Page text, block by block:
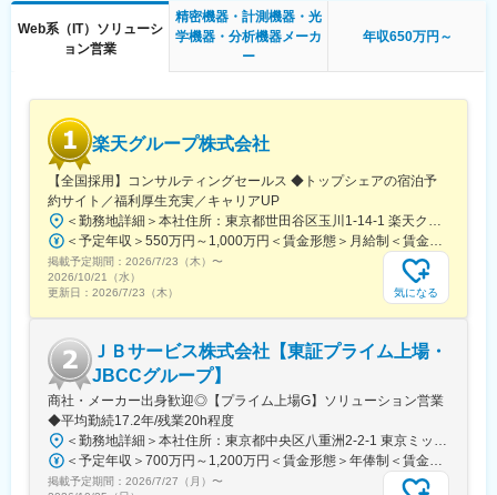
変更の範囲：無
※新規営業はDM及び展示会出展になりますので、飛び込み営業は
ございません。
・担当顧客数：大手数社※販売店を除く
・午後：外出／客先訪問（1-2件）帰社後事務処理／日報作成 等
社外で事務処理／日報処理できる環境も用意しております。
■組織について
東京営業所には営業6名、営業アシスタント1名、アシスタントデ
ザイナー1 名が在籍しています。20代~60代まで幅広い年齢層の
社員がいます。
■当社営業職の魅力
入により事業運営が大きく変わるフェーズに携われることには大
きなやりがいを感じます。
■当社の強み
当社は端末・ソフトの開発・制御も自社で開発しています。完全
内製化している競合他社はほぼいません。完全内製化すること
で、外注部分の急なアップデートや障害などに影響されず、安定
稼働できます。
Web系（IT）ソリューシ
ョン営業
精密機器・計測機器・光
学機器・分析機器メーカ
ー
年収650万円～
楽天グループ株式会社
【全国採用】コンサルティングセールス ◆トップシェアの宿泊予
約サイト／福利厚生充実／キャリアUP
＜勤務地詳細＞本社住所：東京都世田谷区玉川1-14-1 楽天クリムゾンハウス勤務地最寄駅：東急田園都市線／二子玉川駅受動喫煙対策：屋内全面禁煙変更の範囲：会社の定める事業所（リモートワーク含む）
＜予定年収＞550万円～1,000万円＜賃金形態＞月給制＜賃金内訳＞月額（基本給）：228,608円～478,481円固定残業手当/月：72,392円～151,519円（固定残業時間40時間0分/月）超過した時間外労働の残業手当は追加支給＜月給＞301,000円～630,000円（一律手当を含む）＜昇給有無＞有＜残業手当＞有＜給与補足＞※上記はあくまで想定であり、ご経験、スキルに応じ決定させて頂きます。■昇給年2回■賞与年2回■決算賞与有賃金はあくまでも目安の金額であり、選考を通じて上下する可能性があります。月給(月額)は固定手当を含めた表記です。
掲載予定期間： 2026/7/23（木） 〜
2026/10/21（水）
更新日： 2026/7/23（木） 気になる
ＪＢサービス株式会社【東証プライム上場・
JBCCグループ】
商社・メーカー出身歓迎◎【プライム上場G】ソリューション営業
◆平均勤続17.2年/残業20h程度
＜勤務地詳細＞本社住所：東京都中央区八重洲2-2-1 東京ミッドタウン八重洲八重洲セントラルタワー13F受動喫煙対策：屋内全面禁煙変更の範囲：会社の定める事業所（リモートワーク含む）
＜予定年収＞700万円～1,200万円＜賃金形態＞年俸制＜賃金内訳＞年額（基本給）：7,000,000円～12,000,000円＜月額＞411,764円～705,882円（17分割）＜昇給有無＞有＜残業手当＞有＜給与補足＞※職務経験とスキルに応じて相談。■昇給：年1回■賞与：年2回賃金はあくまでも目安の金額であり、選考を通じて上下する可能性があります。月給(月額)は固定手当を含めた表記です。
掲載予定期間： 2026/7/27（月） 〜